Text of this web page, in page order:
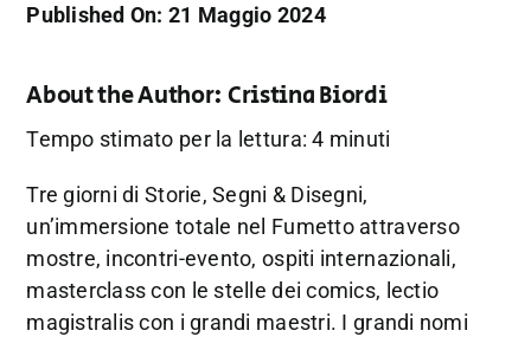
Published On: 21 Maggio 2024
About the Author: Cristina Biordi
Tempo stimato per la lettura: 4 minuti
Tre giorni di Storie, Segni & Disegni,
un’immersione totale nel Fumetto attraverso
mostre, incontri-evento, ospiti internazionali,
masterclass con le stelle dei comics, lectio
magistralis con i grandi maestri. I grandi nomi